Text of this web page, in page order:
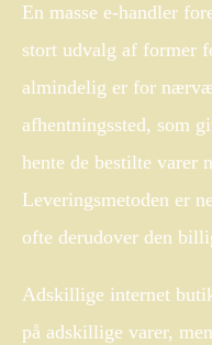
En masse e-handler
stort udvalg af former
almindelig er for
afhentningssted, som
hente de bestilte varer
Leveringsmetoden er
ofte derudover den
Adskillige internet
på adskillige varer,